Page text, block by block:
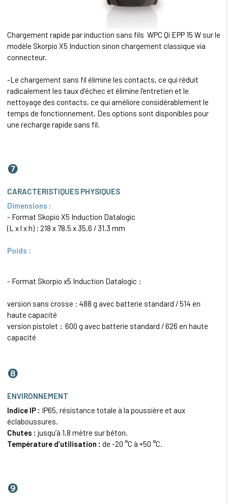
Chargement rapide par induction sans fils WPC Qi EPP 15 W sur le
modèle Skorpio X5 Induction sinon chargement classique via
connecteur.
-Le chargement sans fil élimine les contacts, ce qui réduit
radicalement les taux d'échec et élimine l'entretien et le
nettoyage des contacts, ce qui améliore considérablement le
temps de fonctionnement. Des options sont disponibles pour
une recharge rapide sans fil.
❼
CARACTERISTIQUES PHYSIQUES
Dimensions :
- Format Skopio X5 Induction Datalogic
(L x l x h) : 218 x 78.5 x 35.6 / 31.3 mm
Poids :
- Format Skorpio x5 Induction Datalogic :
version sans crosse : 488 g avec batterie standard / 514 en
haute capacité
version pistolet : 600 g avec batterie standard / 626 en haute
capacité
❽
ENVIRONNEMENT
Indice IP : IP65, résistance totale à la poussière et aux
éclaboussures.
Chutes : jusqu’à 1,8 mètre sur béton.
Température d’utilisation : de -20 °C à +50 °C.
❾